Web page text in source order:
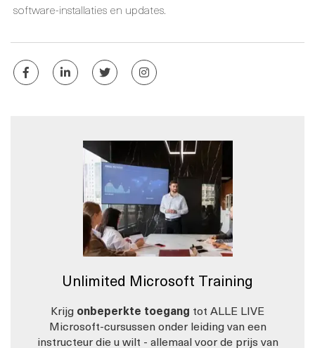
software-installaties en updates.
Unlimited Microsoft Training
Krijg onbeperkte toegang tot ALLE LIVE
Microsoft-cursussen onder leiding van een
instructeur die u wilt - allemaal voor de prijs van